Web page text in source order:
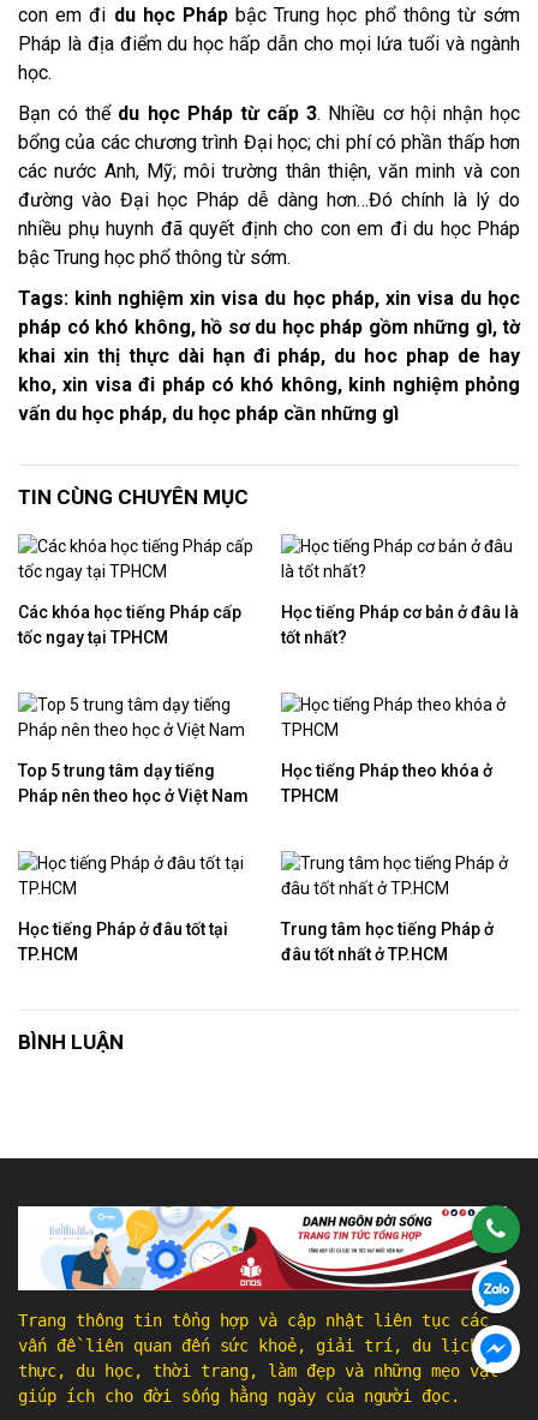
con em đi du học Phápbậc Trung học phổ thông từ sớm
Pháp là địa điểm du học hấp dẫn cho mọi lứa tuổi và ngành
học.
Bạn có thể du học Pháp từ cấp 3. Nhiều cơ hội nhận học
bổng của các chương trình Đại học; chi phí có phần thấp hơn
các nước Anh, Mỹ; môi trường thân thiện, văn minh và con
đường vào Đại học Pháp dễ dàng hơn…Đó chính là lý do
nhiều phụ huynh đã quyết định cho con em đi du học Pháp
bậc Trung học phổ thông từ sớm.
Tags: kinh nghiệm xin visa du học pháp, xin visa du học
pháp có khó không, hồ sơ du học pháp gồm những gì, tờ
khai xin thị thực dài hạn đi pháp, du hoc phap de hay
kho, xin visa đi pháp có khó không, kinh nghiệm phỏng
vấn du học pháp, du học pháp cần những gì
TIN CÙNG CHUYÊN MỤC
Các khóa học tiếng Pháp cấp
tốc ngay tại TPHCM
Học tiếng Pháp cơ bản ở đâu là
tốt nhất?
Top 5 trung tâm dạy tiếng
Pháp nên theo học ở Việt Nam
Học tiếng Pháp theo khóa ở
TPHCM
Học tiếng Pháp ở đâu tốt tại
TP.HCM
Trung tâm học tiếng Pháp ở
đâu tốt nhất ở TP.HCM
BÌNH LUẬN
Trang thông tin tổng hợp và cập nhật liên tục các
vấn đề liên quan đến sức khoẻ, giải trí, du lịch, ẩm
thực, du học, thời trang, làm đẹp và những mẹo vặt
giúp ích cho đời sống hằng ngày của người đọc.